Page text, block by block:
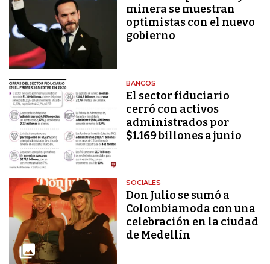
minera se muestran
optimistas con el nuevo
gobierno
BANCOS
El sector fiduciario
cerró con activos
administrados por
$1.169 billones a junio
SOCIALES
Don Julio se sumó a
Colombiamoda con una
celebración en la ciudad
de Medellín